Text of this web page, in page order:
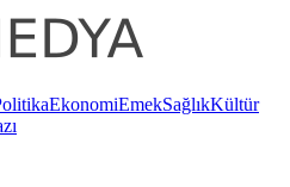
EkonomiEmekSağlıkKültür